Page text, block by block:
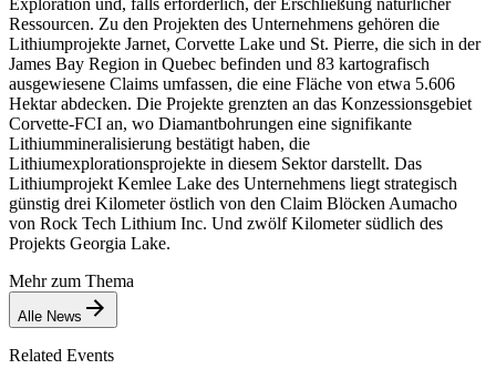
Ressourcen. Zu den Projekten des Unternehmens gehören die
Lithiumprojekte Jarnet, Corvette Lake und St. Pierre, die sich in der
James Bay Region in Quebec befinden und 83 kartografisch
ausgewiesene Claims umfassen, die eine Fläche von etwa 5.606
Hektar abdecken. Die Projekte grenzten an das Konzessionsgebiet
Corvette-FCI an, wo Diamantbohrungen eine signifikante
Lithiummineralisierung bestätigt haben, die
Lithiumexplorationsprojekte in diesem Sektor darstellt. Das
Lithiumprojekt Kemlee Lake des Unternehmens liegt strategisch
günstig drei Kilometer östlich von den Claim Blöcken Aumacho
von Rock Tech Lithium Inc. Und zwölf Kilometer südlich des
Projekts Georgia Lake.
Mehr zum Thema
Alle News
Related Events